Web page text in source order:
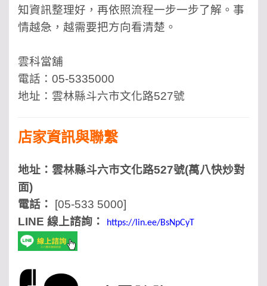
知資訊整理好，再依照流程一步一步了解。事
情越急，越需要把方向看清楚。
雲科當舖
電話：05-5335000
地址：雲林縣斗六市文化路527號
店家資訊與聯繫
地址：雲林縣斗六市文化路527號(萬八快炒對
面)
電話：
[05-533 5000]
LINE 線上諮詢：
https://lin.ee/BsNpCyT